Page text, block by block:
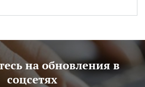
на обновления в
соцсетях